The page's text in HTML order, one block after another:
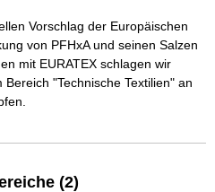
Vorschlag der Europäischen
von PFHxA und seinen Salzen
mit EURATEX schlagen wir
"Technische Textilien" an
(2)